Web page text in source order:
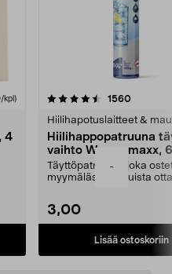
-
kpl)
4
1560
Hiilihapotuslaitteet &
Hiilihappopatruuna
vaihto Wassermaxx,
Täyttöpatruuna, joka
myymälästä – muista
3,00
Lisää ostoskoriin
4.5viidestä